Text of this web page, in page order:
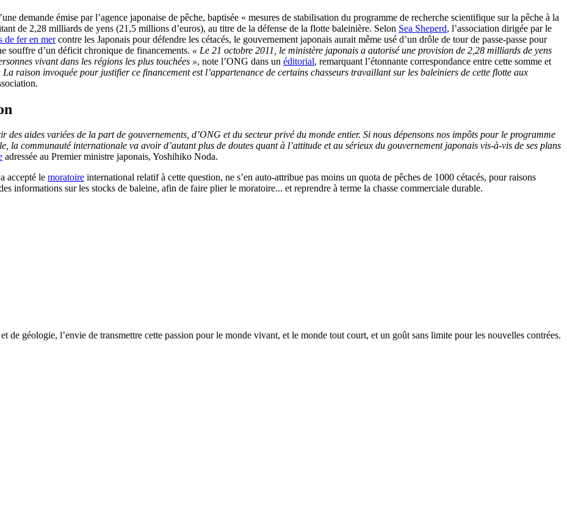
demande émise par l’agence japonaise de pêche, baptisée « mesures de stabilisation du programme de recherche scientifique sur la pêche à la
de 2,28 milliards de yens (21,5 millions d’euros), au titre de la défense de la flotte baleinière. Selon Sea Sheperd, l’association dirigée par le
de fer en mercontre les Japonais pour défendre les cétacés, le gouvernement japonais aurait même usé d’un drôle de tour de passe-passe pour
souffre d’un déficit chronique de financements. « Le 21 octobre 2011, le ministère japonais a autorisé une provision de 2,28 milliards de yens
vivant dans les régions les plus touchées », note l’ONG dans un éditorial, remarquant l’étonnante correspondance entre cette somme et
La raison invoquée pour justifier ce financement est l’appartenance de certains chasseurs travaillant sur les baleiniers de cette flotte aux
des aides variées de la part de gouvernements, d’ONG et du secteur privé du monde entier. Si nous dépensons nos impôts pour le programme
la communauté internationale va avoir d’autant plus de doutes quant à l’attitude et au sérieux du gouvernement japonais vis-à-vis de ses plans
adressée au Premier ministre japonais, Yoshihiko Noda.
accepté le moratoire international relatif à cette question, ne s’en auto-attribue pas moins un quota de pêches de 1000 cétacés, pour raisons
informations sur les stocks de baleine, afin de faire plier le moratoire... et reprendre à terme la chasse commerciale durable.
de géologie, l’envie de transmettre cette passion pour le monde vivant, et le monde tout court, et un goût sans limite pour les nouvelles contrées.